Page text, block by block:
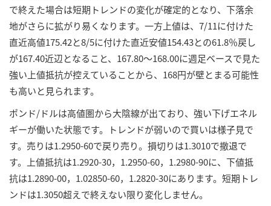
で終えた場合は短期トレンドの変化が確定的となり、下落余
地がさらに拡がり易くなります。一方上値は、7/11に付けた
直近高値175.42と8/5に付けた直近安値154.43との61.8％戻し
が167.40近辺となること、167.80～168.00に週足ベースで見た
強い上値抵抗が控えていることから、168円が壁とまる可能性
も高いと見られます。
ポンド/ドルは高値圏から大陰線が出ており、強い下げエネル
ギーが働いた状態です。トレンドが弱いので買いは様子見で
す。売りは1.2950-60で戻り売り。損切りは1.3010で撤退で
す。上値抵抗は1.2920-30，1.2950-60，1.2980-90に、下値抵
抗は1.2890-00，1.02850-60，1.2820-30にあります。短期トレ
ンドは1.3050超えで終えない限り変化しません。